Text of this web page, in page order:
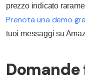
prezzo indicato
Prenota una demo
tuoi messaggi su